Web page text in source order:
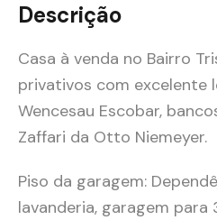
Descrição
Casa à venda no Bairro
privativos com excelente
Wencesau Escobar,
Zaffari da Otto Niemeyer.
Piso da garagem:
lavanderia, garagem para